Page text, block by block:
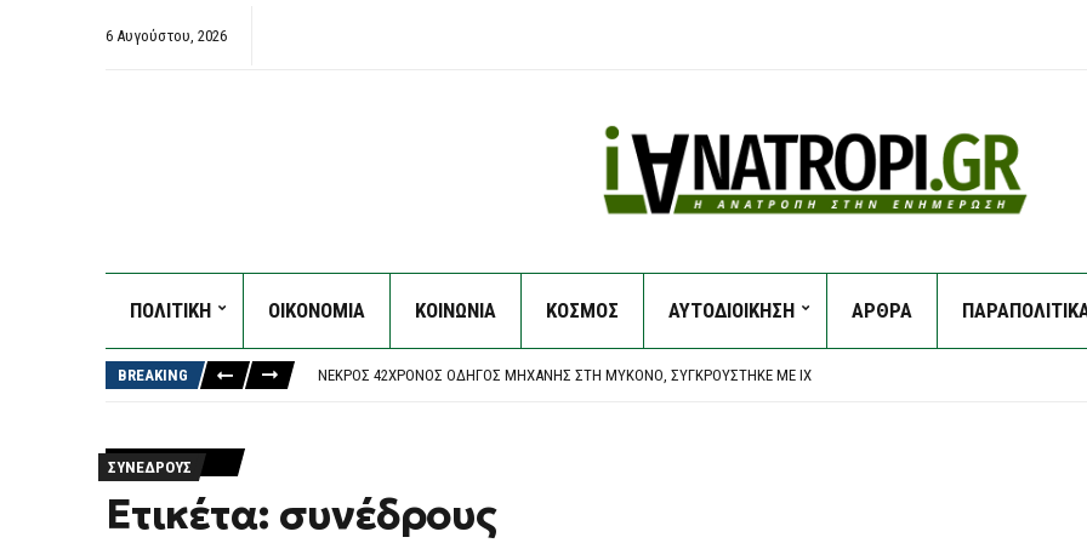
6 Αυγούστου, 2026
ΠΟΛΙΤΙΚΗ ΟΙΚΟΝΟΜΙΑ ΚΟΙΝΩΝΙΑ ΚΟΣΜΟΣ ΑΥΤΟΔΙΟΙΚΗΣΗ ΑΡΘΡΑ
BREAKING
ΝΈΑ ΠΥΡΆ ΑΥΓΕΡΙΝΟΎ ΚΑΤΆ ΚΑΡΥΣΤΙΑΝΟΎ: «ΚΆΠΟΙΟΙ ΟΝΕΙΡΕΎΟΝΤΑΙ ΒΟΥΛΕΥΤΙΚΆ ΈΔΡΑΝΑ ΚΑΙ ΣΥΝΩΜΟΣΊΕΣ»
ΝΕΚΡΌΣ 42ΧΡΟΝΟΣ ΟΔΗΓΌΣ ΜΗΧΑΝΉΣ ΣΤΗ ΜΎΚΟΝΟ, ΣΥΓΚΡΟΎΣΤΗΚΕ ΜΕ ΙΧ
ΣΥΝΈΔΡΟΥΣ
Ετικέτα: συνέδρους